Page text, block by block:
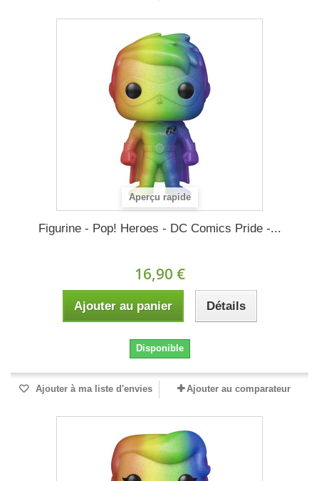
Aperçu rapide
Figurine - Pop! Heroes - DC Comics Pride -...
16,90 €
Ajouter au panier Détails
Disponible
Ajouter à ma liste d'envies Ajouter au comparateur